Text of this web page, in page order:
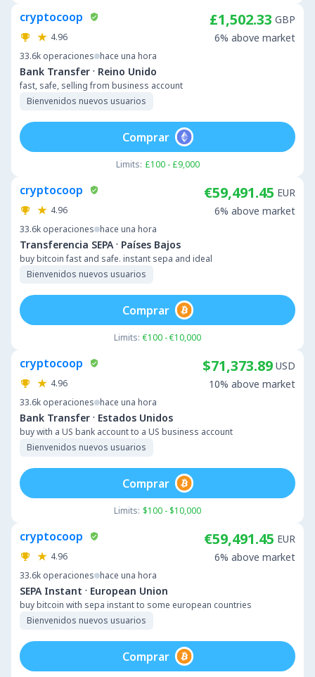
cryptocoop
4.96
33.6k operaciones hace una hora
Bank Transfer · Reino Unido
fast, safe, selling from business account
Bienvenidos nuevos usuarios
£1,502.33 GBP
6% above market
Limits: £100 - £9,000
Comprar
cryptocoop
4.96
33.6k operaciones hace una hora
Transferencia SEPA · Países Bajos
buy bitcoin fast and safe. instant sepa and ideal
Bienvenidos nuevos usuarios
€59,491.45 EUR
6% above market
Limits: €100 - €10,000
Comprar
cryptocoop
4.96
33.6k operaciones hace una hora
Bank Transfer · Estados Unidos
buy with a US bank account to a US business account
Bienvenidos nuevos usuarios
$71,373.89 USD
10% above market
Limits: $100 - $10,000
Comprar
cryptocoop
4.96
33.6k operaciones hace una hora
SEPA Instant · European Union
buy bitcoin with sepa instant to some european countries
Bienvenidos nuevos usuarios
€59,491.45 EUR
6% above market
Comprar